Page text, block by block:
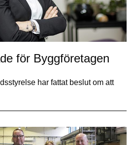
för Byggföretagen
har fattat beslut om att